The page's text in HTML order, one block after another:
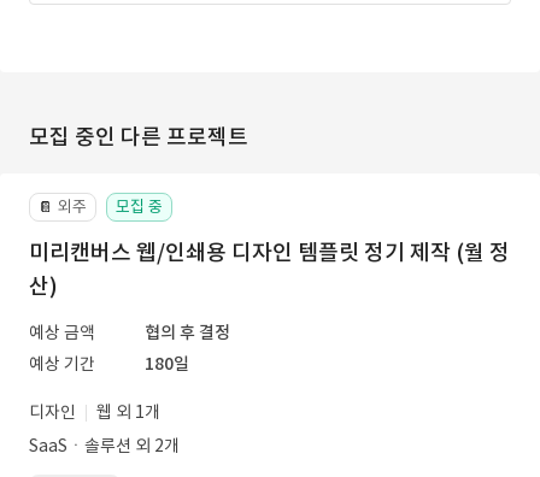
모집 중인 다른 프로젝트
📔 외주 모집 중
미리캔버스 웹/인쇄용 디자인 템플릿 정기 제작 (월 정
산)
예상 금액
협의 후 결정
예상 기간
180일
디자인
웹 외 1개
SaaSㆍ솔루션 외 2개